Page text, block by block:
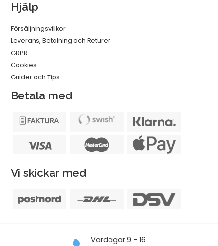
Hjälp
Försäljningsvillkor
Leverans, Betalning och Returer
GDPR
Cookies
Guider och Tips
Betala med
Vi skickar med
Vardagar 9 - 16